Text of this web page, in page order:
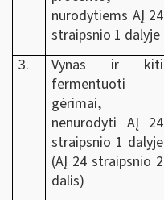
nurodytiems AĮ 24
straipsnio 1 dalyje
3.
Vynas ir kiti
fermentuoti
gėrimai,
nenurodyti AĮ 24
straipsnio 1 dalyje
(AĮ 24 straipsnio 2
dalis)